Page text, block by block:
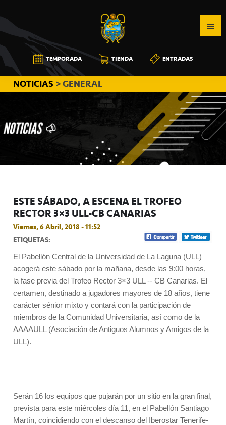
a
la
navegación
principal
al
contenido
principal
a
la
barra
lateral
principal
CB
CANARIAS
TEMPORADA TIENDA ENTRADAS
NOTICIAS > GENERAL
ESTE SÁBADO, A ESCENA EL TROFEO
RECTOR 3×3 ULL-CB CANARIAS
Viernes, 6 Abril, 2018 - 11:52
ETIQUETAS:
El Pabellón Central de la Universidad de La Laguna (ULL)
acogerá este sábado por la mañana, desde las 9:00 horas,
la fase previa del Trofeo Rector 3×3 ULL -- CB Canarias. El
certamen, destinado a jugadores mayores de 18 años, tiene
carácter sénior mixto y contará con la participación de
miembros de la Comunidad Universitaria, así como de la
AAAAULL (Asociación de Antiguos Alumnos y Amigos de la
ULL).
Serán 16 los equipos que pujarán por un sitio en la gran final,
prevista para este miércoles día 11, en el Pabellón Santiago
Martín, coincidiendo con el descanso del Iberostar Tenerife-